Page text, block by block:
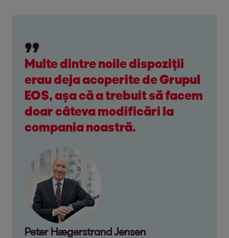
Multe dintre noile dispoziții
erau deja acoperite de Grupul
EOS, așa că a trebuit să facem
doar câteva modificări la
compania noastră.
Peter Hægerstrand Jensen